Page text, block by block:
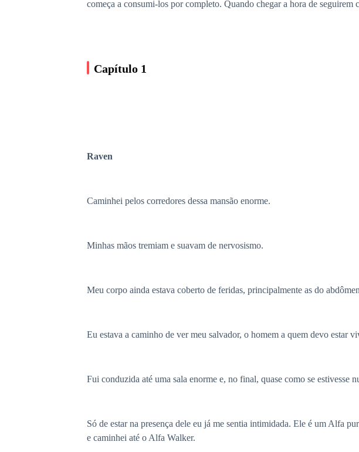
começa a consumi-los por completo. Quando chegar a hora de
Capítulo 1
Raven
Caminhei pelos corredores dessa mansão enorme.
Minhas mãos tremiam e suavam de nervosismo.
Meu corpo ainda estava coberto de feridas, principalmente as do
Eu estava a caminho de ver meu salvador, o homem a quem devo estar
Fui conduzida até uma sala enorme e, no final, quase como se estivesse
Só de estar na presença dele eu já me sentia intimidada. Ele é um Alfa
e caminhei até o Alfa Walker.